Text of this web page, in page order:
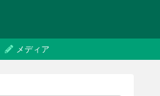
メディア